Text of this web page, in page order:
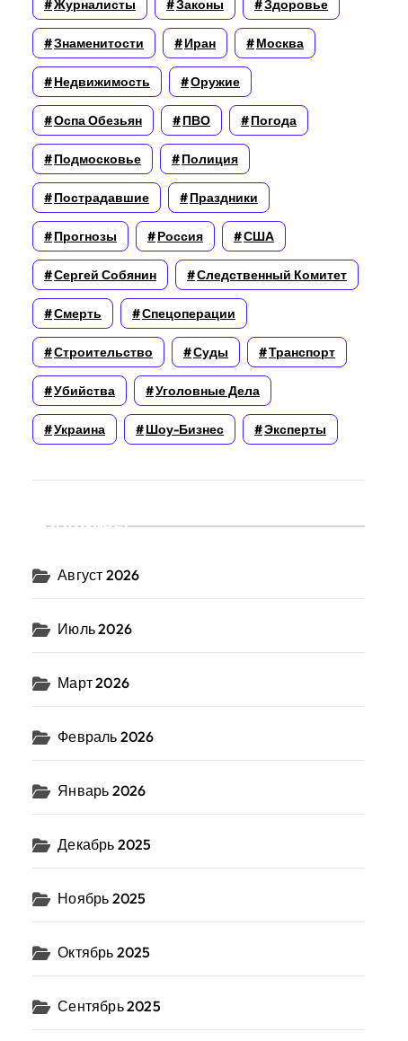
Журналисты Законы Здоровье
Знаменитости Иран Москва
Недвижимость Оружие
Оспа Обезьян ПВО Погода
Подмосковье Полиция
Пострадавшие Праздники
Прогнозы Россия США
Сергей Собянин Следственный Комитет
Смерть Спецоперации
Строительство Суды Транспорт
Убийства Уголовные Дела
Украина Шоу-Бизнес Эксперты
Архивы
Август 2026
Июль 2026
Март 2026
Февраль 2026
Январь 2026
Декабрь 2025
Ноябрь 2025
Октябрь 2025
Сентябрь 2025